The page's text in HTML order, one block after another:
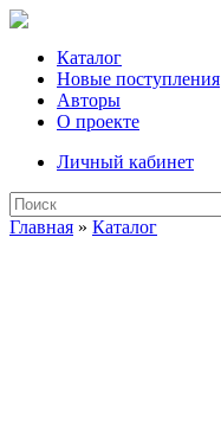
Каталог
Новые поступления
Авторы
О проекте
Личный кабинет
Главная » Каталог